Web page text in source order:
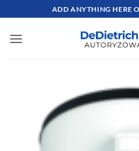
do
zawartości
ADD ANYTHING HERE